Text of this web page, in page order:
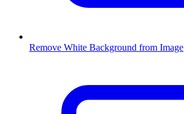
Remove White Background from Image